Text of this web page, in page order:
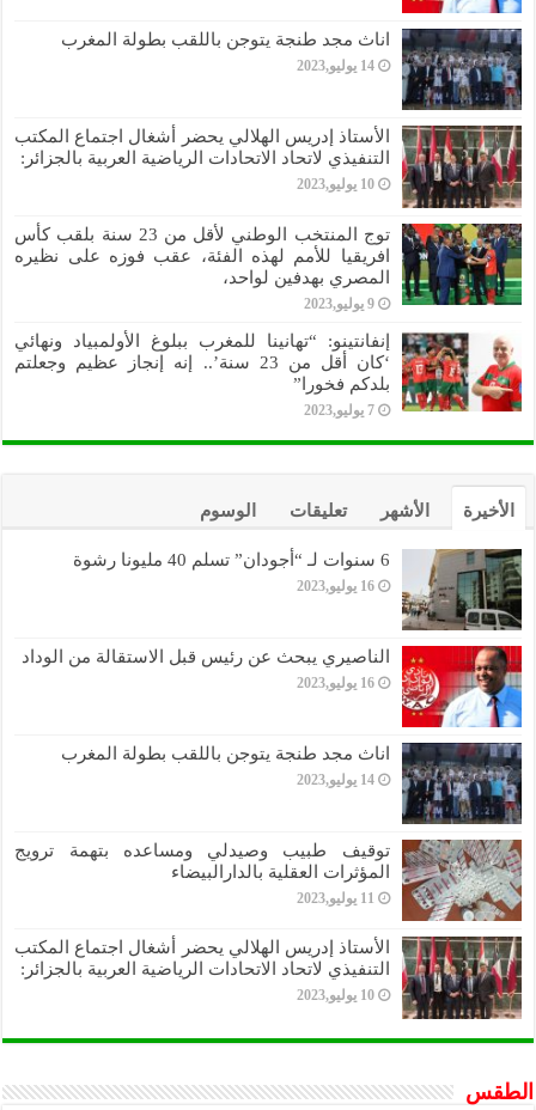
اناث مجد طنجة يتوجن باللقب بطولة المغرب
14 يوليو,2023
الأستاذ إدريس الهلالي يحضر أشغال اجتماع المكتب
التنفيذي لاتحاد الاتحادات الرياضية العربية بالجزائر:
10 يوليو,2023
توج المنتخب الوطني لأقل من 23 سنة بلقب كأس
افريقيا للأمم لهذه الفئة، عقب فوزه على نظيره
المصري بهدفين لواحد،
9 يوليو,2023
إنفانتينو: “تهانينا للمغرب ببلوغ الأولمبياد ونهائي
‘كان أقل من 23 سنة’.. إنه إنجاز عظيم وجعلتم
بلدكم فخورا”
7 يوليو,2023
الأخيرة الأشهر تعليقات الوسوم
6 سنوات لـ “أجودان” تسلم 40 مليونا رشوة
16 يوليو,2023
الناصيري يبحث عن رئيس قبل الاستقالة من الوداد
16 يوليو,2023
اناث مجد طنجة يتوجن باللقب بطولة المغرب
14 يوليو,2023
توقيف طبيب وصيدلي ومساعده بتهمة ترويج
المؤثرات العقلية بالدارالبيضاء
11 يوليو,2023
الأستاذ إدريس الهلالي يحضر أشغال اجتماع المكتب
التنفيذي لاتحاد الاتحادات الرياضية العربية بالجزائر:
10 يوليو,2023
الطقس